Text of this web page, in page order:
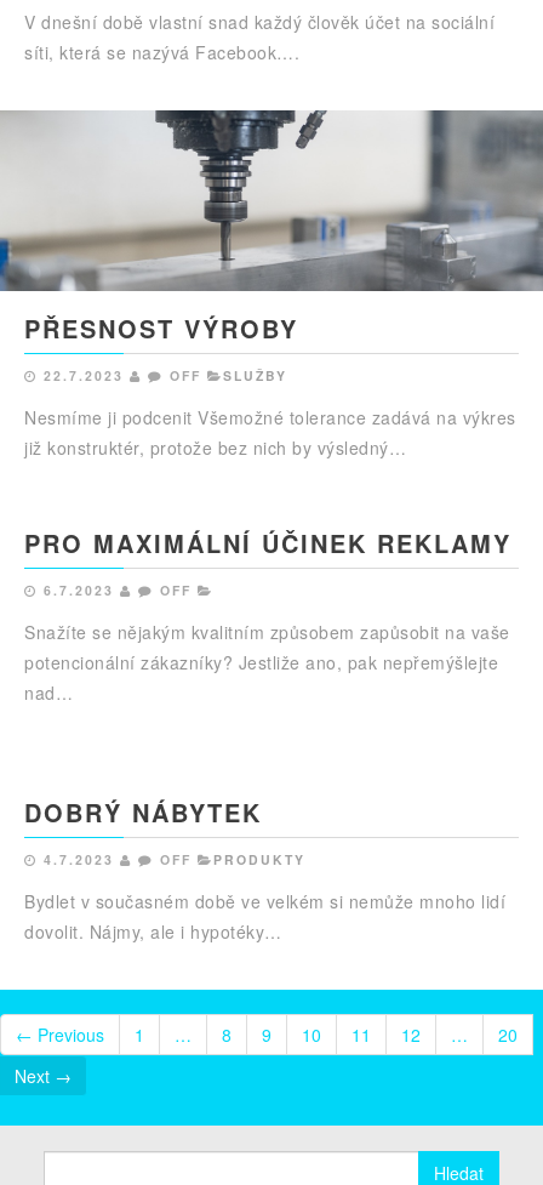
V dnešní době vlastní snad každý člověk účet na sociální
síti, která se nazývá Facebook….
PŘESNOST VÝROBY
22.7.2023 OFF SLUŽBY
Nesmíme ji podcenit Všemožné tolerance zadává na výkres
již konstruktér, protože bez nich by výsledný…
PRO MAXIMÁLNÍ ÚČINEK REKLAMY
6.7.2023 OFF
Snažíte se nějakým kvalitním způsobem zapůsobit na vaše
potencionální zákazníky? Jestliže ano, pak nepřemýšlejte
nad…
DOBRÝ NÁBYTEK
4.7.2023 OFF PRODUKTY
Bydlet v současném době ve velkém si nemůže mnoho lidí
dovolit. Nájmy, ale i hypotéky…
← Previous 1 … 8 9 10 11 12 …
20
Next →